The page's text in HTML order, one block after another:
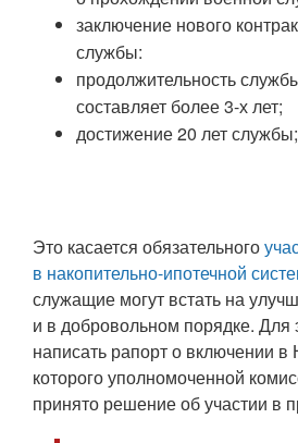
заключение нового
службы:
продолжительность
составляет более 3-х лет;
достижение 20 лет службы;
Это касается обязательного
в накопительно-ипотечной
служащие могут встать на
и в добровольном порядке. Для
написать рапорт о включении
которого уполномоченной
принято решение об участии в